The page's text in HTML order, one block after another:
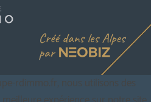
rdimmo.fr, nous utilisons des